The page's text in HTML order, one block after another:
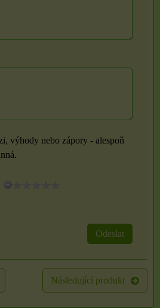
výhody nebo zápory - alespoň
Odeslat
Následující produkt